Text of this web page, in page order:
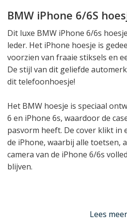
BMW iPhone 6/6S
Dit luxe BMW iPhone 6/6s
leder. Het iPhone hoesje is
voorzien van fraaie stiksels en
De stijl van dit geliefde
dit telefoonhoesje!
Het BMW hoesje is speciaal
6 en iPhone 6s, waardoor de
pasvorm heeft. De cover klikt in
de iPhone, waarbij alle toetsen,
camera van de iPhone 6/6s
blijven.
Lees minder
Lees meer